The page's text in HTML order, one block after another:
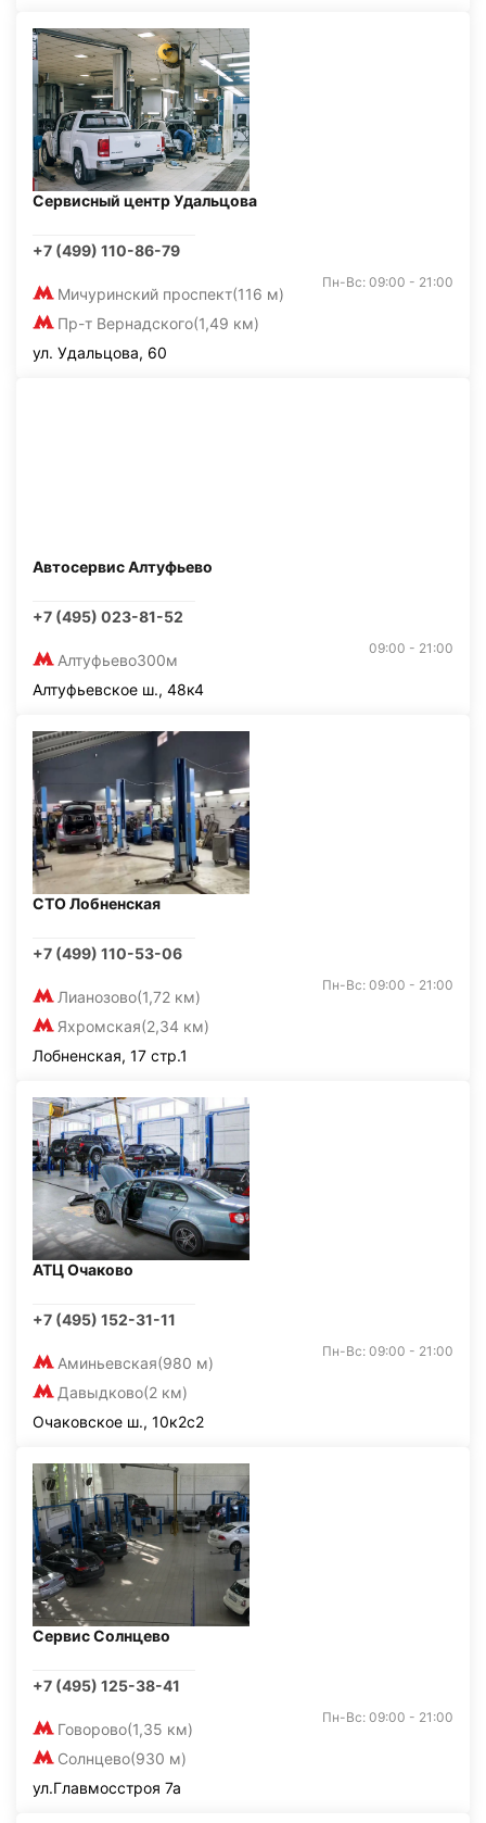
Сервисный центр Удальцова
+7 (499) 110-86-79
Мичуринский проспект(116 м)
Пр-т Вернадского(1,49 км)
Пн-Вс: 09:00 - 21:00
ул. Удальцова, 60
Автосервис Алтуфьево
+7 (495) 023-81-52
Алтуфьево300м
09:00 - 21:00
Алтуфьевское ш., 48к4
СТО Лобненская
+7 (499) 110-53-06
Лианозово(1,72 км)
Яхромская(2,34 км)
Пн-Вс: 09:00 - 21:00
Лобненская, 17 стр.1
АТЦ Очаково
+7 (495) 152-31-11
Аминьевская(980 м)
Давыдково(2 км)
Пн-Вс: 09:00 - 21:00
Очаковское ш., 10к2с2
Сервис Солнцево
+7 (495) 125-38-41
Говорово(1,35 км)
Солнцево(930 м)
Пн-Вс: 09:00 - 21:00
ул.Главмосстроя 7а